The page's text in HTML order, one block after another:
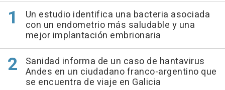
Un estudio identifica una bacteria asociada
con un endometrio más saludable y una
mejor implantación embrionaria
Sanidad informa de un caso de hantavirus
Andes en un ciudadano franco-argentino que
se encuentra de viaje en Galicia